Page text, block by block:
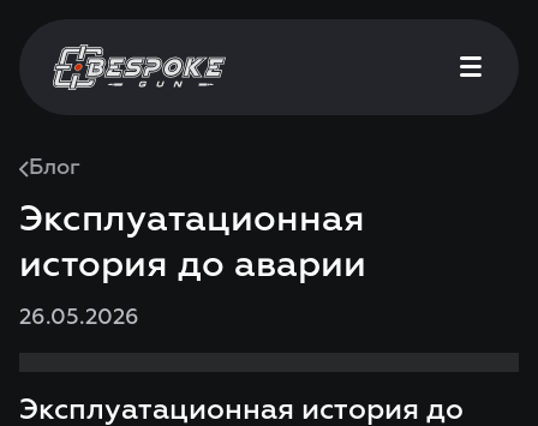
Блог
Эксплуатационная
история до аварии
26.05.2026
Эксплуатационная история до